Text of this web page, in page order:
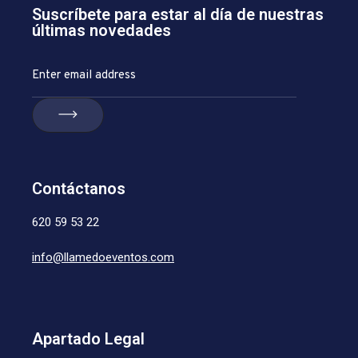
Suscríbete para estar al día de nuestras
últimas novedades
Contáctanos
620 59 53 22
info@llamedoeventos.com
Apartado Legal